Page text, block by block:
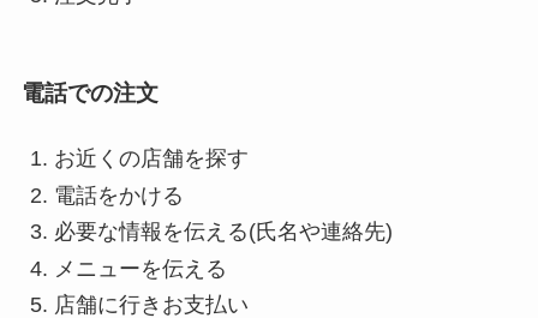
電話での注文
お近くの店舗を探す
電話をかける
必要な情報を伝える(氏名や連絡先)
メニューを伝える
店舗に行きお支払い